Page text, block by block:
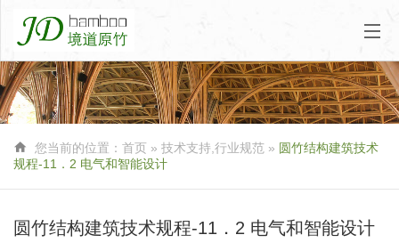
 您当前的位置： 首页 » 技术支持 行业规范 » 圆竹结构建筑技术
规程-11．2 电气和智能设计
圆竹结构建筑技术规程-11．2 电气和智能设计